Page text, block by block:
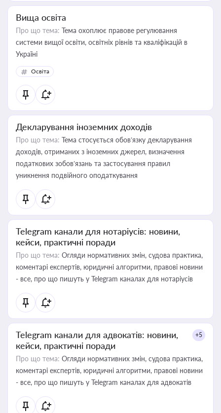
Вища освіта
Про що тема: Тема охоплює правове регулювання
системи вищої освіти, освітніх рівнів та кваліфікацій в
Україні
Освіта
Декларування іноземних доходів
Про що тема: Тема стосується обов’язку декларування
доходів, отриманих з іноземних джерел, визначення
податкових зобов’язань та застосування правил
уникнення подвійного оподаткування
Telegram канали для нотаріусів: новини,
кейси, практичні поради
Про що тема: Огляди нормативних змін, судова практика,
коментарі експертів, юридичні алгоритми, правові новини
- все, про що пишуть у Telegram каналах для нотаріусів
Telegram канали для адвокатів: новини,
кейси, практичні поради
+5
Про що тема: Огляди нормативних змін, судова практика,
коментарі експертів, юридичні алгоритми, правові новини
- все, про що пишуть у Telegram каналах для адвокатів